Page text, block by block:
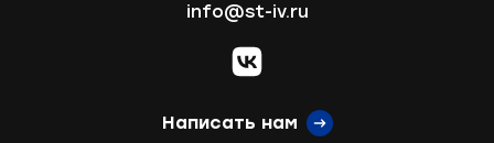
info@st-iv.ru
vk.com
Написать нам